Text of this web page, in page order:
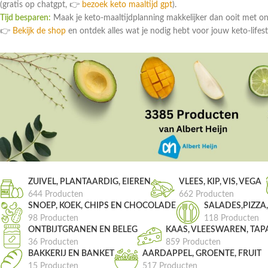
(gratis op chatgpt, 👉 bezoek keto maaltijd gpt).
Tijd besparen: Maak je keto-maaltijdplanning makkelijker dan ooit met
👉 Bekijk de shop en ontdek alles wat je nodig hebt voor jouw keto-
ZUIVEL, PLANTAARDIG, EIEREN
644 Producten
VLEES, KIP, VIS, VEGA
662 Producten
SNOEP, KOEK, CHIPS EN CHOCOLADE
98 Producten
118 Producten
ONTBIJTGRANEN EN BELEG
36 Producten
KAAS, VLEESWAREN,
859 Producten
BAKKERIJ EN BANKET
AARDAPPEL, GROENTE, FRUIT